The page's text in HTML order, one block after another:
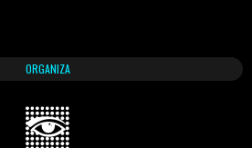
ORGANIZA